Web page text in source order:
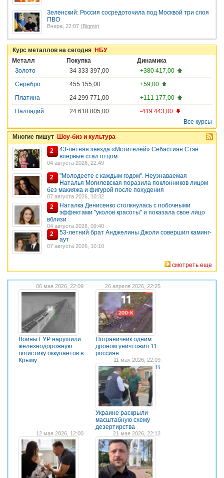
Зеленский: Россия сосредоточила под Москвой три слоя
ПВО
Вчера, 22:07 ( Bigmir)
Курс металлов на сегодня НБУ
Металл
Покупка
Динамика
Золото
34 333 397,00
+380 417,00
Серебро
455 155,00
+59,00
Платина
24 299 771,00
+111 177,00
Палладий
24 618 805,00
-419 443,00
Все курсы
Многие пишут Шоу-биз и культура
2
43-летняя звезда «Мстителей» Себастиан Стэн
впервые стал отцом
04 августа 2026, 22:49
2
"Молодеете с каждым годом". Неузнаваемая
Наталья Могилевская поразила поклонников лицом
без макияжа и фигурой после похудения
07 августа 2026, 10:32
2
Наталка Денисенко столкнулась с побочными
эффектами "уколов красоты" и показала свое лицо
вблизи
04 августа 2026, 09:40
2
53-летний брат Анджелины Джоли совершил каминг-
аут
07 августа 2026, 10:10
смотреть еще
06 мая 2026, 22:09
Воины ГУР нарушили
железнодорожную
логистику оккупантов в
Крыму
26 апреля 2026, 22:25
Пограничник одним
дроном уничтожил 11
россиян
11 мая 2026, 22:09
В
Украине раскрыли
масштабную схему
дезертирства
12 мая 2026, 12:00 21 мая 2026, 22:12